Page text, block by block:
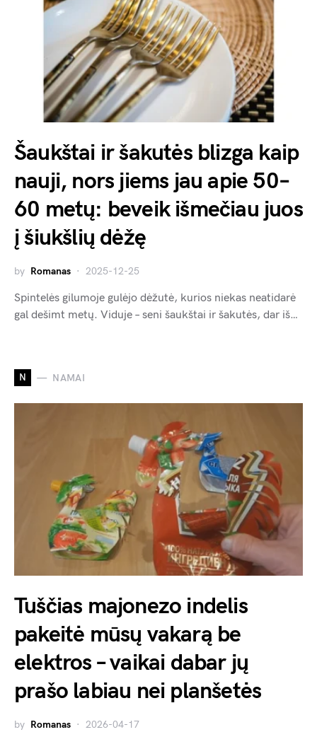
Šaukštai ir šakutės blizga kaip
nauji, nors jiems jau apie 50–
60 metų: beveik išmečiau juos
į šiukšlių dėžę
by Romanas 2025-12-25
Spintelės gilumoje gulėjo dėžutė, kurios niekas neatidarė
gal dešimt metų. Viduje – seni šaukštai ir šakutės, dar iš…
N NAMAI
Tuščias majonezo indelis
pakeitė mūsų vakarą be
elektros – vaikai dabar jų
prašo labiau nei planšetės
by Romanas 2026-04-17